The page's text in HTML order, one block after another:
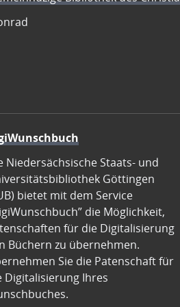
Niedersächsische Staats- und
Göttingen
bietet mit dem Service
die Möglichkeit,
für die Digitalisierung
Büchern zu übernehmen.
Sie die Patenschaft für
Digitalisierung Ihres